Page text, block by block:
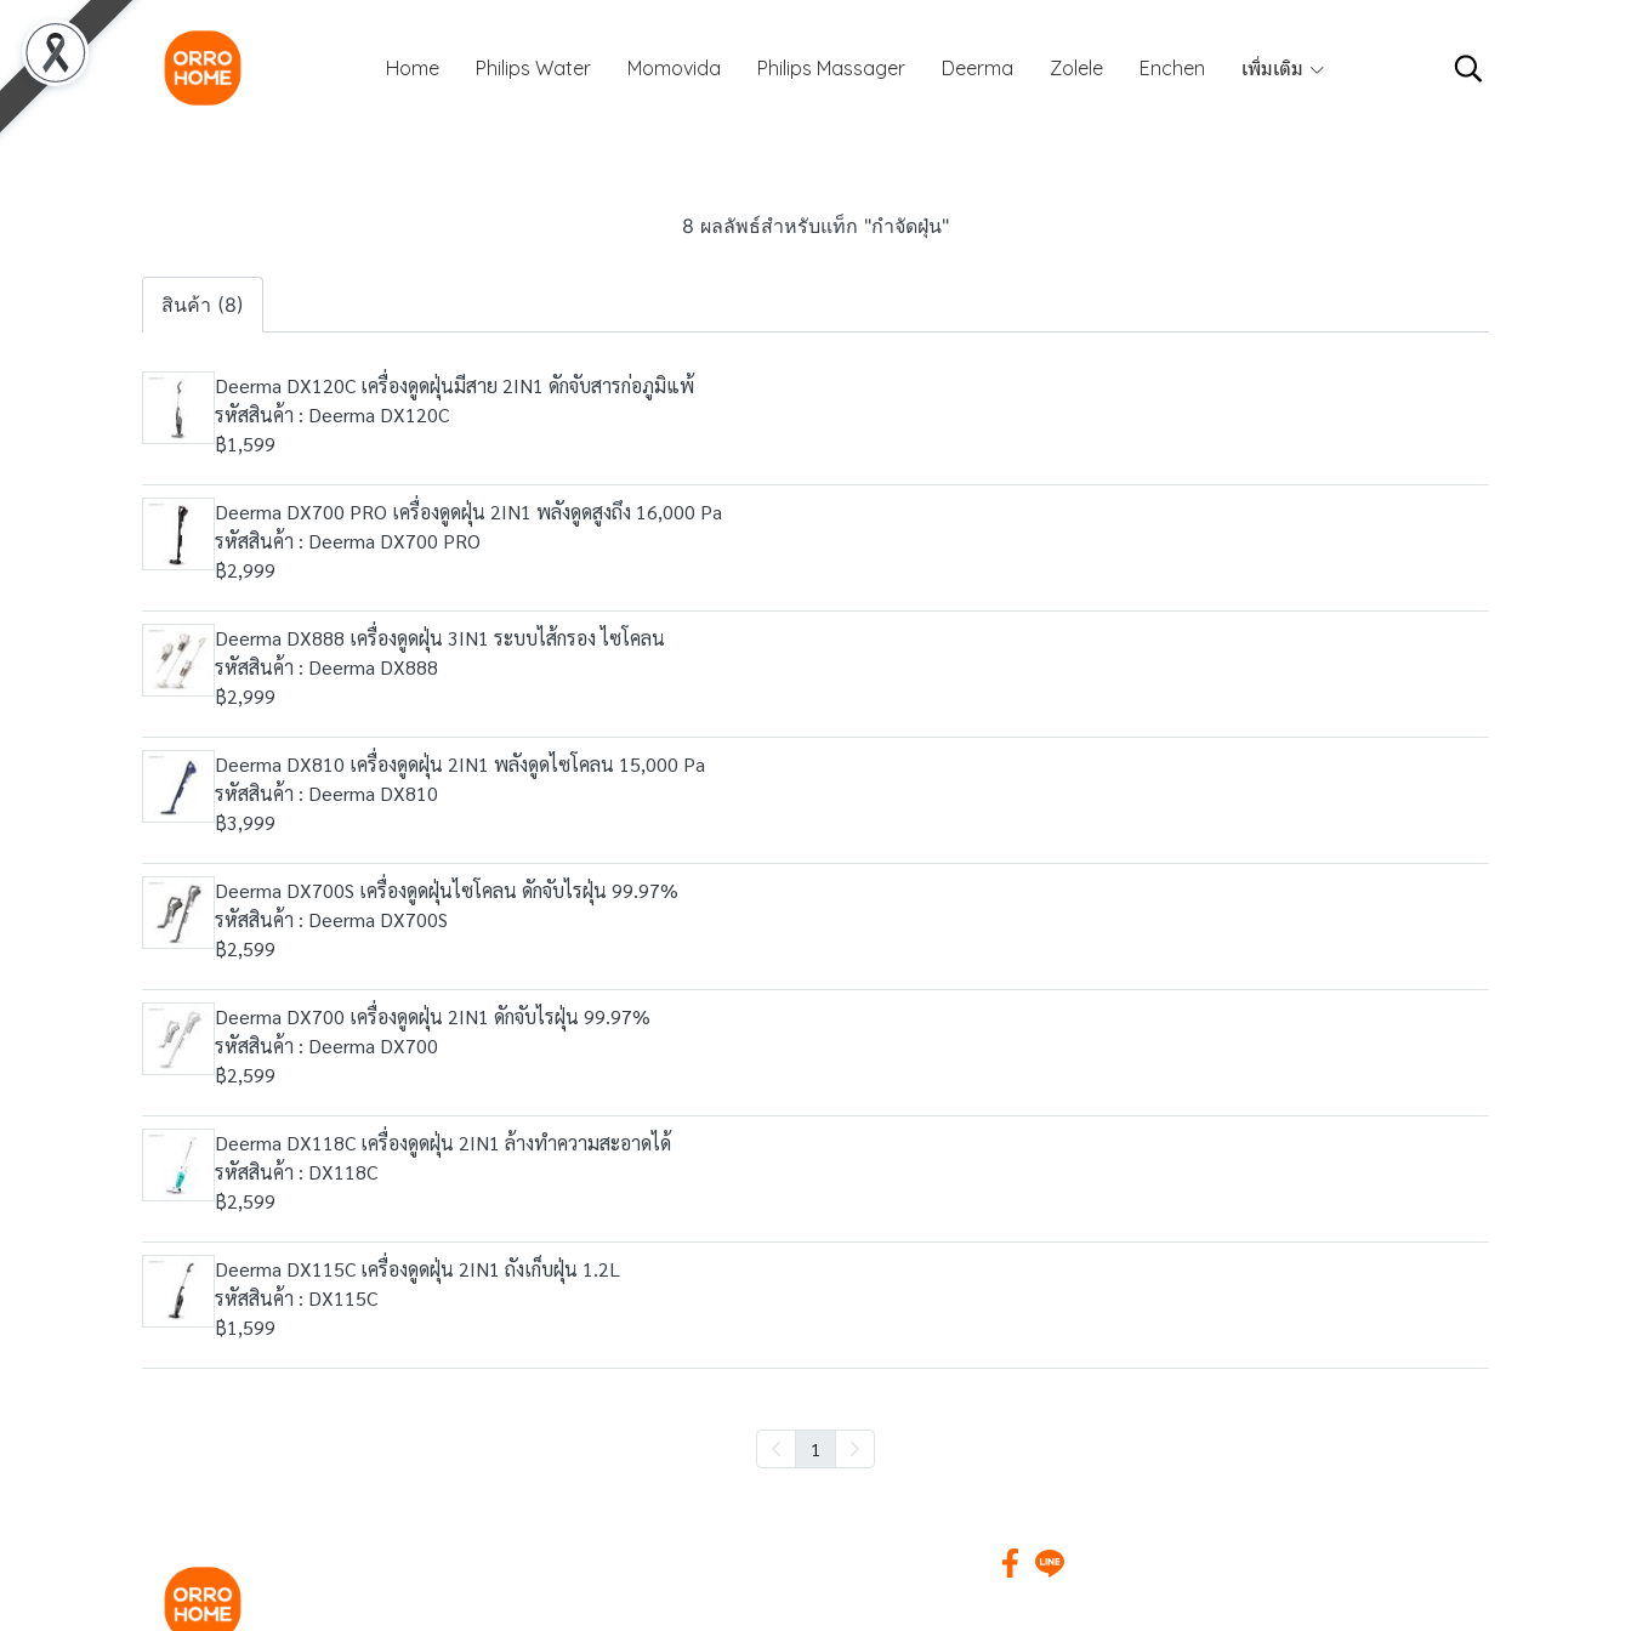
Home Philips Water Momovida Philips Massager Deerma Zolele Enchen เพิ่มเติม
8 ผลลัพธ์สำหรับแท็ก "กำจัดฝุ่น"
สินค้า (8)
Deerma DX120C เครื่องดูดฝุ่นมีสาย 2IN1 ดักจับสารก่อภูมิแพ้
รหัสสินค้า : Deerma DX120C
฿1,599
Deerma DX700 PRO เครื่องดูดฝุ่น 2IN1 พลังดูดสูงถึง 16,000 Pa
รหัสสินค้า : Deerma DX700 PRO
฿2,999
Deerma DX888 เครื่องดูดฝุ่น 3IN1 ระบบไส้กรอง ไซโคลน
รหัสสินค้า : Deerma DX888
฿2,999
Deerma DX810 เครื่องดูดฝุ่น 2IN1 พลังดูดไซโคลน 15,000 Pa
รหัสสินค้า : Deerma DX810
฿3,999
Deerma DX700S เครื่องดูดฝุ่นไซโคลน ดักจับไรฝุ่น 99.97%
รหัสสินค้า : Deerma DX700S
฿2,599
Deerma DX700 เครื่องดูดฝุ่น 2IN1 ดักจับไรฝุ่น 99.97%
รหัสสินค้า : Deerma DX700
฿2,599
Deerma DX118C เครื่องดูดฝุ่น 2IN1 ล้างทำความสะอาดได้
รหัสสินค้า : DX118C
฿2,599
Deerma DX115C เครื่องดูดฝุ่น 2IN1 ถังเก็บฝุ่น 1.2L
รหัสสินค้า : DX115C
฿1,599
1